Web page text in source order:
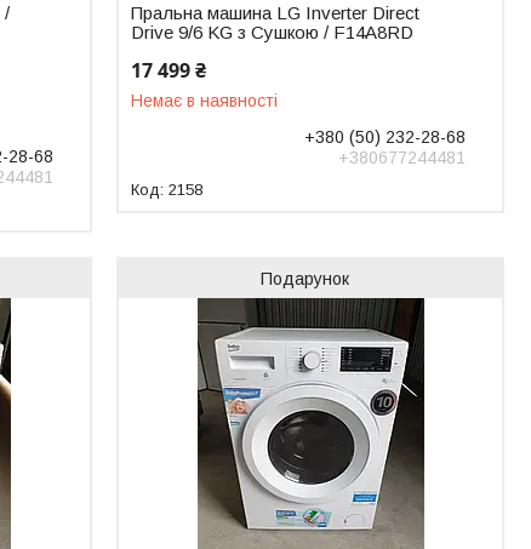
/
28-68
Пральна машина LG Inverter Direct
Drive 9/6 KG з Сушкою / F14A8RD
17 499 ₴
Немає в наявності
+380 (50) 232-28-68
+380677244481
2158
Подарунок